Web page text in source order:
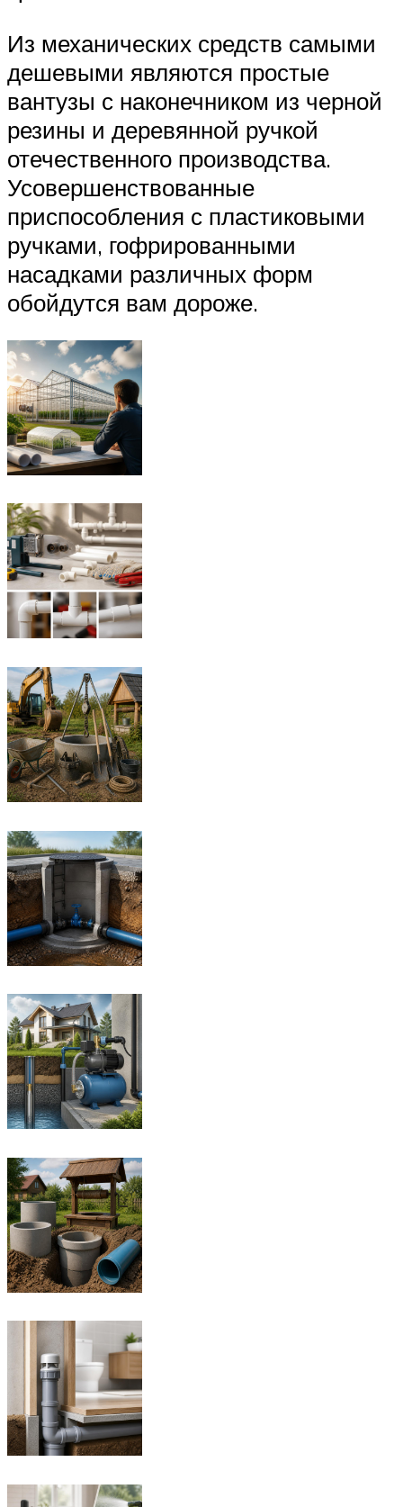
Из механических средств самыми
дешевыми являются простые
вантузы с наконечником из черной
резины и деревянной ручкой
отечественного производства.
Усовершенствованные
приспособления с пластиковыми
ручками, гофрированными
насадками различных форм
обойдутся вам дороже.